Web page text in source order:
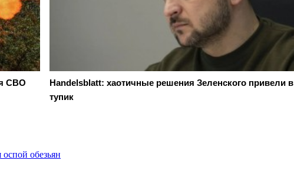
СВО
Handelsblatt: хаотичные решения Зеленского привели в
тупик
обезьян